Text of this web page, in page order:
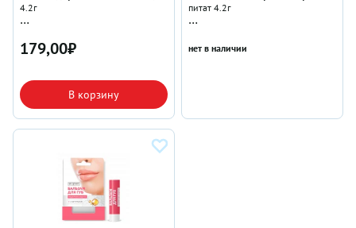
4.2г
179,00₽
В корзину
питат 4.2г
нет в наличии